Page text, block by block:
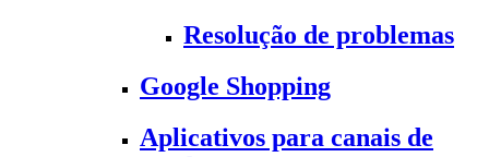
Resolução de problemas
Google Shopping
Aplicativos para canais de